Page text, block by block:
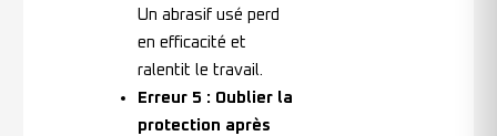
Un abrasif usé perd
en efficacité et
ralentit le travail.
Erreur 5 : Oublier la
protection après